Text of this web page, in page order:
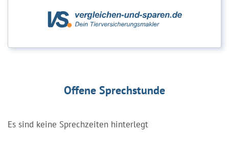
Offene Sprechstunde
Es sind keine Sprechzeiten hinterlegt